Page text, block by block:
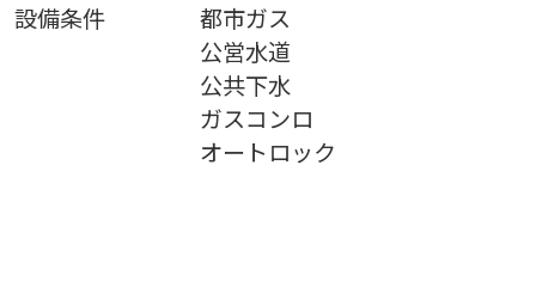
設備条件
都市ガス
公営水道
公共下水
ガスコンロ
オートロック